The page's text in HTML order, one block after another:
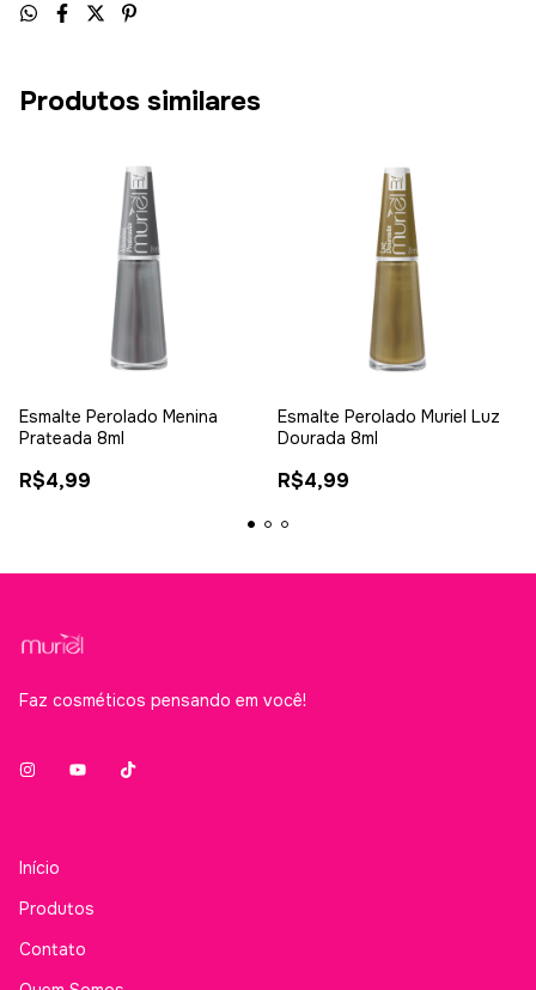
Produtos similares
Esmalte Perolado Menina
Prateada 8ml
R$4,99
Esmalte Perolado Muriel Luz
Dourada 8ml
R$4,99
Faz cosméticos pensando em você!
Início
Produtos
Contato